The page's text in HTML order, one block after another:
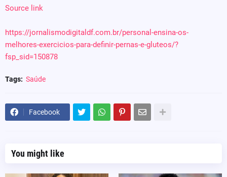
Source link
https://jornalismodigitaldf.com.br/personal-ensina-os-
melhores-exercicios-para-definir-pernas-e-gluteos/?
fsp_sid=150878
Tags: Saúde
Facebook
You might like